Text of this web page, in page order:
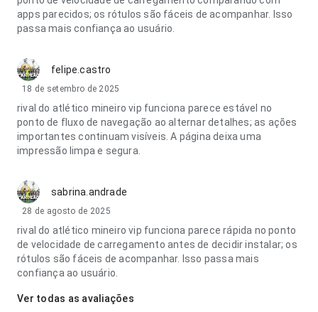
apps parecidos; os rótulos são fáceis de acompanhar. Isso
passa mais confiança ao usuário.
felipe.castro
18 de setembro de 2025
rival do atlético mineiro vip funciona parece estável no
ponto de fluxo de navegação ao alternar detalhes; as ações
importantes continuam visíveis. A página deixa uma
impressão limpa e segura.
sabrina.andrade
28 de agosto de 2025
rival do atlético mineiro vip funciona parece rápida no ponto
de velocidade de carregamento antes de decidir instalar; os
rótulos são fáceis de acompanhar. Isso passa mais
confiança ao usuário.
Ver todas as avaliações